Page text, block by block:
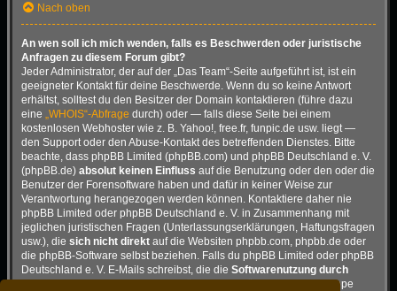
Nach oben
An wen soll ich mich wenden, falls es Beschwerden oder juristische
Anfragen zu diesem Forum gibt?
Jeder Administrator, der auf der „Das Team“-Seite aufgeführt ist, ist ein
geeigneter Kontakt für deine Beschwerde. Wenn du so keine Antwort
erhältst, solltest du den Besitzer der Domain kontaktieren (führe dazu
eine „WHOIS“-Abfrage durch) oder — falls diese Seite bei einem
kostenlosen Webhoster wie z. B. Yahoo!, free.fr, funpic.de usw. liegt —
den Support oder den Abuse-Kontakt des betreffenden Dienstes. Bitte
beachte, dass phpBB Limited (phpBB.com) und phpBB Deutschland e. V.
(phpBB.de) absolut keinen Einfluss auf die Benutzung oder den oder die
Benutzer der Forensoftware haben und dafür in keiner Weise zur
Verantwortung herangezogen werden können. Kontaktiere daher nie
phpBB Limited oder phpBB Deutschland e. V. in Zusammenhang mit
jeglichen juristischen Fragen (Unterlassungserklärungen, Haftungsfragen
usw.), die sich nicht direkt auf die Websiten phpbb.com, phpbb.de oder
die phpBB-Software selbst beziehen. Falls du phpBB Limited oder phpBB
Deutschland e. V. E-Mails schreibst, die die Softwarenutzung durch
Drittebetreffen, so wirst du, wenn überhaupt, höchstens eine knappe